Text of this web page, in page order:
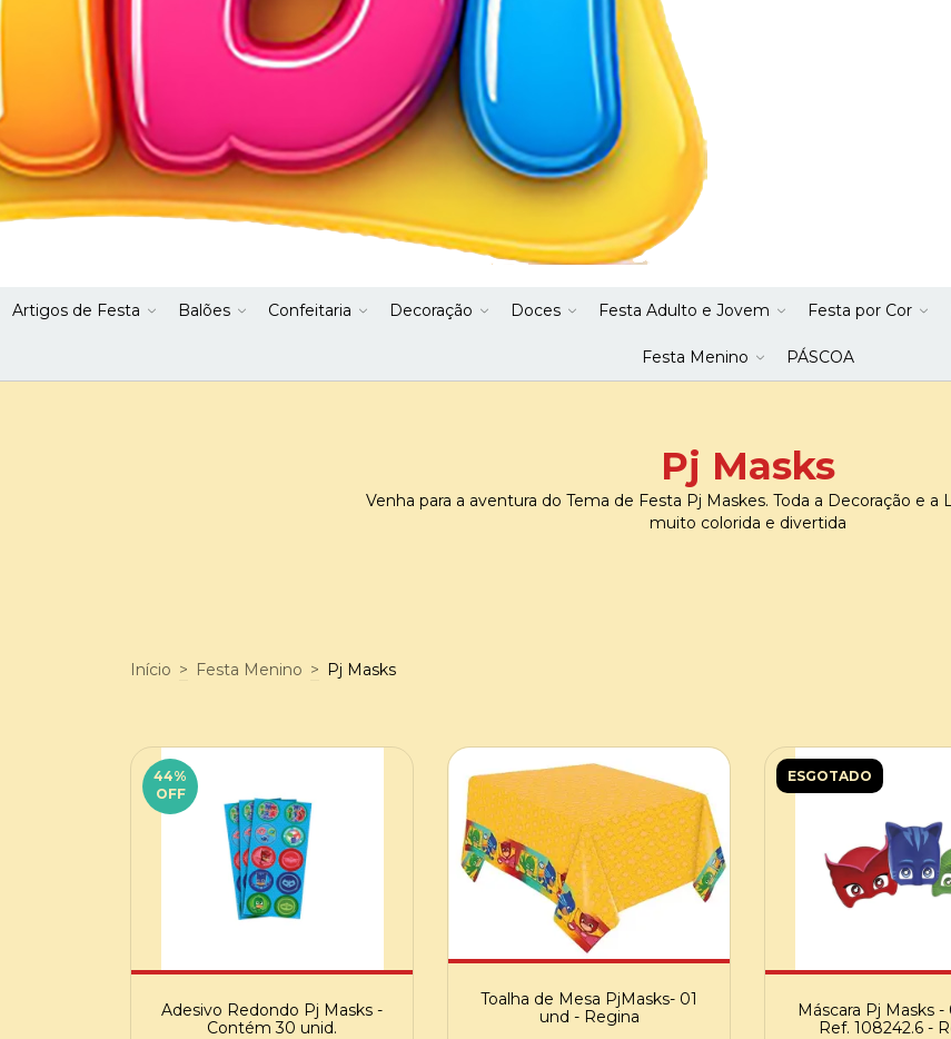
Artigos de Festa Balões Confeitaria Decoração Doces Festa Adulto e Jovem Festa por Cor
Festa Menino PÁSCOA
Pj Masks
Venha para a aventura do Tema de Festa Pj Maskes. Toda a Decoração e a
muito colorida e divertida
Início > Festa Menino > Pj Masks
44%
OFF
Adesivo Redondo Pj Masks -
Contém 30 unid.
Toalha de Mesa PjMasks- 01
und - Regina
ESGOTADO
Máscara Pj Masks -
Ref. 108242.6 -